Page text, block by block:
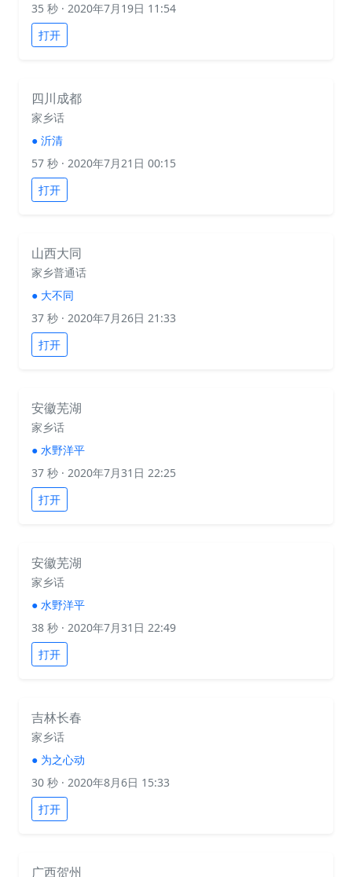
35 秒 · 2020年7月19日 11:54
打开
四川成都
家乡话
● 沂清
57 秒 · 2020年7月21日 00:15
打开
山西大同
家乡普通话
● 大不同
37 秒 · 2020年7月26日 21:33
打开
安徽芜湖
家乡话
● 水野洋平
37 秒 · 2020年7月31日 22:25
打开
安徽芜湖
家乡话
● 水野洋平
38 秒 · 2020年7月31日 22:49
打开
吉林长春
家乡话
● 为之心动
30 秒 · 2020年8月6日 15:33
打开
广西贺州